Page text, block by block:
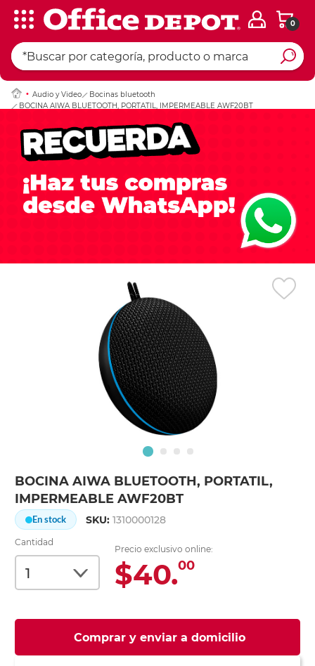
0
Audio y Video
Bocinas bluetooth
BOCINA AIWA BLUETOOTH, PORTATIL, IMPERMEABLE AWF20BT
BOCINA AIWA BLUETOOTH, PORTATIL,
IMPERMEABLE AWF20BT
En stock SKU:1310000128
Cantidad
Precio exclusivo online:
$40.00
Comprar y enviar a domicilio
Ingresar Codigo